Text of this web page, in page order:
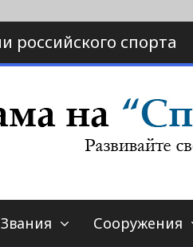
российского спорта
Звания Сооружения